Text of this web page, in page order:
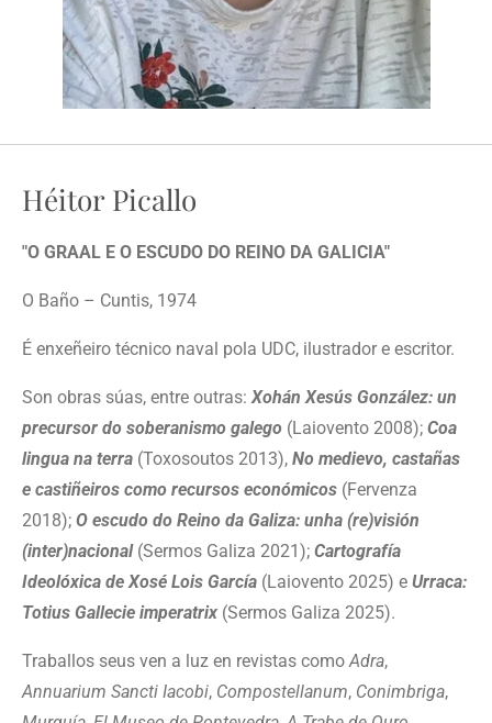
Héitor Picallo
"O GRAAL E O ESCUDO DO REINO DA GALICIA"
O Baño – Cuntis, 1974
É enxeñeiro técnico naval pola UDC, ilustrador e escritor.
Son obras súas, entre outras:Xohán Xesús González: un
precursor do soberanismo galego (Laiovento 2008); Coa
lingua na terra (Toxosoutos 2013), No medievo, castañas
e castiñeiros como recursos económicos (Fervenza
2018); O escudo do Reino da Galiza: unha (re)visión
(inter)nacional(Sermos Galiza 2021); Cartografía
Ideolóxica de Xosé Lois García (Laiovento 2025) e Urraca:
Totius Gallecie imperatrix (Sermos Galiza 2025).
Traballos seus ven a luz en revistas comoAdra,
Annuarium Sancti Iacobi, Compostellanum, Conimbriga,